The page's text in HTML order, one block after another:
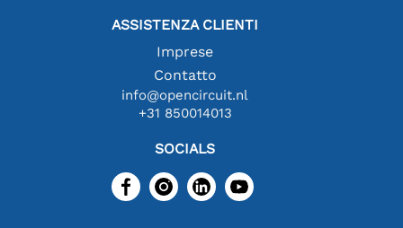
ASSISTENZA CLIENTI
Imprese
Contatto
info@opencircuit.nl
+31 850014013
SOCIALS